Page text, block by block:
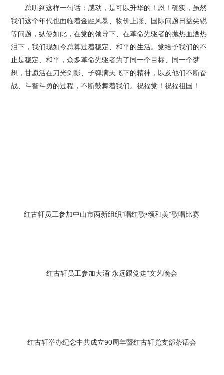
总听到这样一句话：感动，是可以升华的！恩！确实，虽然
我们这个年代也面临着金融风暴、物价上涨、国际问题日益尖锐
等问题，纵使如此，在党的领导下、在革命先驱者的抛热血洒热
泪下，我们现如今总算过着稳定、和平的生活。党给予我们的不
止是稳定、和平，众多革命先驱者为了同一个目标、同一个梦
想，甘愿活在刀光剑影、子弹满天飞下的精神，以及他们不断奋
战、斗智斗勇的过程，不断鼓舞着我们。祝福党！祝福祖国！
红古轩员工参加中山市两新组织“唱红歌•颂和美”歌唱比赛
红古轩员工参加大涌“永远跟党走”文艺晚会
红古轩举办纪念中共成立90周年暨红古轩党支部茶话会